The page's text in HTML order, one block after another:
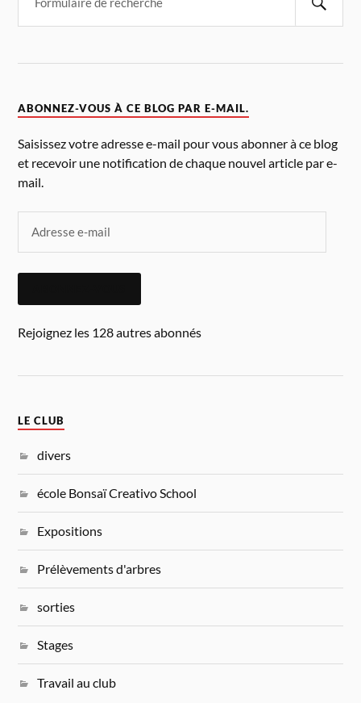
ABONNEZ-VOUS À CE BLOG PAR E-MAIL.
Saisissez votre adresse e-mail pour vous abonner à ce blog
et recevoir une notification de chaque nouvel article par e-
mail.
Rejoignez les 128 autres abonnés
LE CLUB
divers
école Bonsaï Creativo School
Expositions
Prélèvements d'arbres
sorties
Stages
Travail au club